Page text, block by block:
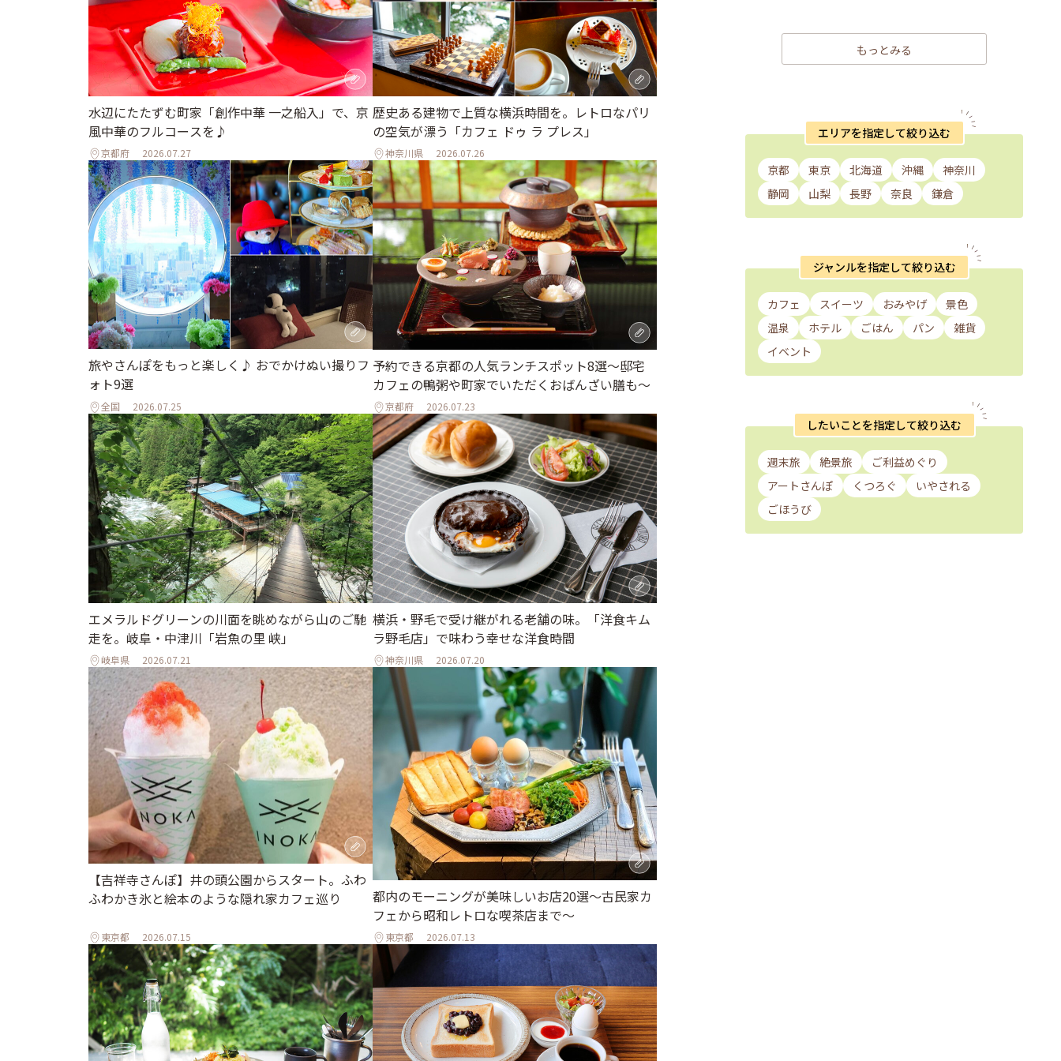
水辺にたたずむ町家「創作中華 一之船入」で、京
風中華のフルコースを♪
京都府 2026.07.27
歴史ある建物で上質な横浜時間を。レトロなパリ
の空気が漂う「カフェ ドゥ ラ プレス」
神奈川県 2026.07.26
旅やさんぽをもっと楽しく♪ おでかけぬい撮りフ
ォト9選
全国 2026.07.25
予約できる京都の人気ランチスポット8選～邸宅
カフェの鴨粥や町家でいただくおばんざい膳も～
京都府 2026.07.23
エメラルドグリーンの川面を眺めながら山のご馳
走を。岐阜・中津川「岩魚の里 峡」
岐阜県 2026.07.21
横浜・野毛で受け継がれる老舗の味。「洋食キム
ラ野毛店」で味わう幸せな洋食時間
神奈川県 2026.07.20
【吉祥寺さんぽ】井の頭公園からスタート。ふわ
ふわかき氷と絵本のような隠れ家カフェ巡り
東京都 2026.07.15
都内のモーニングが美味しいお店20選～古民家カ
フェから昭和レトロな喫茶店まで～
東京都 2026.07.13
もっとみる
エリアを指定して絞り込む
京都 東京 北海道 沖縄
神奈川
静岡
山梨 長野 奈良 鎌倉
ジャンルを指定して絞り込む
カフェ スイーツ おみやげ
景色
温泉
ホテル ごはん パン
雑貨
イベント
したいことを指定して絞り込む
週末旅 絶景旅
ご利益めぐり
アートさんぽ
くつろぐ
いやされる
ごほうび